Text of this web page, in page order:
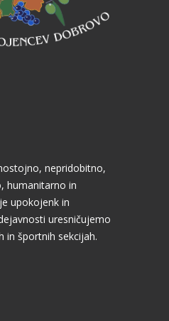
nepridobitno,
humanitarno in
upokojenk in
uresničujemo
in športnih sekcijah.